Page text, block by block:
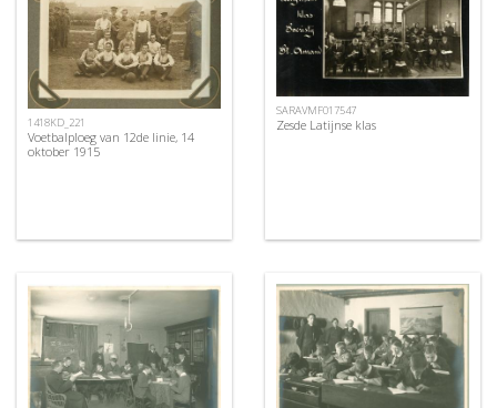
1418KD_221
Voetbalploeg van 12de linie, 14
oktober 1915
SARAVMF017547
Zesde Latijnse klas